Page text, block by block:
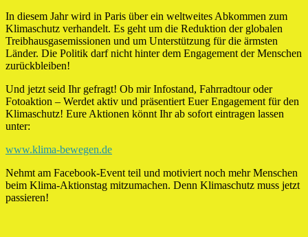
In diesem Jahr wird in Paris über ein weltweites Abkommen zum
Klimaschutz verhandelt. Es geht um die Reduktion der globalen
Treibhausgasemissionen und um Unterstützung für die ärmsten
Länder. Die Politik darf nicht hinter dem Engagement der Menschen
zurückbleiben!
Und jetzt seid Ihr gefragt! Ob mir Infostand, Fahrradtour oder
Fotoaktion – Werdet aktiv und präsentiert Euer Engagement für den
Klimaschutz! Eure Aktionen könnt Ihr ab sofort eintragen lassen
unter:
www.klima-bewegen.de
Nehmt am Facebook-Event teil und motiviert noch mehr Menschen
beim Klima-Aktionstag mitzumachen. Denn Klimaschutz muss jetzt
passieren!